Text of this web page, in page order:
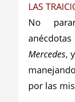
LAS
No
Mercedes,
por las